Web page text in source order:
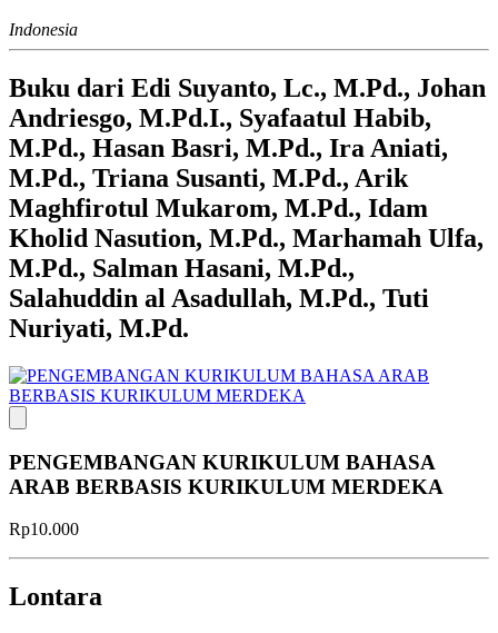
Indonesia
Buku dari Edi Suyanto, Lc., M.Pd., Johan
Andriesgo, M.Pd.I., Syafaatul Habib,
M.Pd., Hasan Basri, M.Pd., Ira Aniati,
M.Pd., Triana Susanti, M.Pd., Arik
Maghfirotul Mukarom, M.Pd., Idam
Kholid Nasution, M.Pd., Marhamah Ulfa,
M.Pd., Salman Hasani, M.Pd.,
Salahuddin al Asadullah, M.Pd., Tuti
Nuriyati, M.Pd.
PENGEMBANGAN KURIKULUM BAHASA
ARAB BERBASIS KURIKULUM MERDEKA
Rp10.000
Lontara